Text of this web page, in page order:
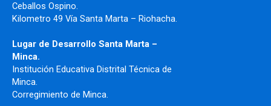
Ceballos Ospino.
Kilometro 49 Vía Santa Marta – Riohacha.
Lugar de Desarrollo Santa Marta –
Minca.
Institución Educativa Distrital Técnica de
Minca.
Corregimiento de Minca.